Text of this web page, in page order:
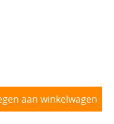
aan winkelwagen